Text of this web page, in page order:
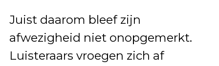
Juist daarom bleef zijn
afwezigheid niet onopgemerkt.
Luisteraars vroegen zich af